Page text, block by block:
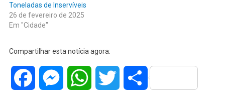
Toneladas de Inservíveis
26 de fevereiro de 2025
Em "Cidade"
Compartilhar esta notícia agora:
Facebook MessengerWhatsAppTwitter Share